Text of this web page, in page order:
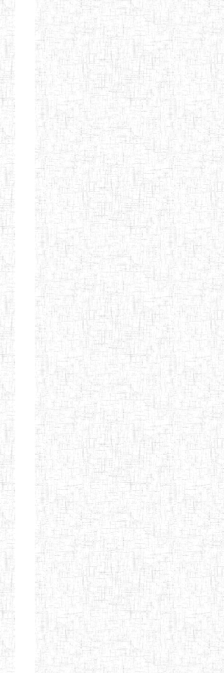
Afficher Page 2 sur 13 Total: 307
Début Préc. 1 2 3 4 5
6
Suivant
Fin
FIERTE
ENIEG TAGA 02/09/2014 ENIEG Privé
ENIET
SIANTOU
04/02/2014 ENIET Privé
ENIEG PRIVEE
GOLDEN
28/08/2009 ENIEG Privé
ENIEG
BILINGUE LE
GRAND
28/12/2007 ENIEG Privé
ENIEG
BILINGUE
VIVA
EDUCATION
15/04/2014 ENIEG Privé
ENIEG PRIVEE
MERE
THERESA
20/08/2015 ENIEG Privé
ENIEG COSBIE 28/08/2009 ENIEG Privé
ENIEG STAR 28/12/2007 ENIEG Privé
ENIEG MEVEC 02/07/2012 ENIEG Privé
Etablissements
d'enseignement
secondaire
technique
et
professionnel
ESTP